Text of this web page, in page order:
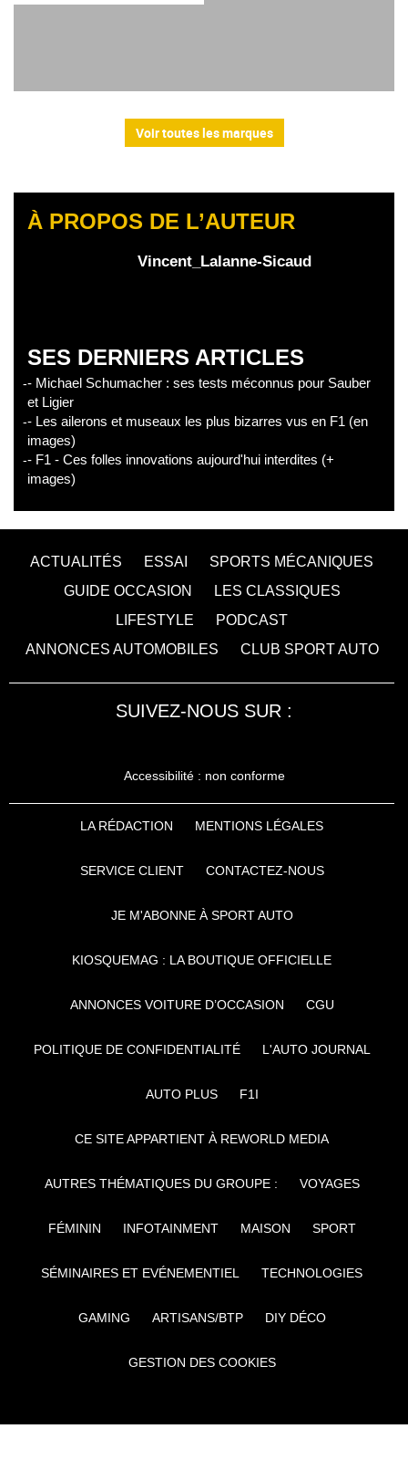
Voir toutes les marques
À PROPOS DE L’AUTEUR
Vincent_Lalanne-Sicaud
SES DERNIERS ARTICLES
- Michael Schumacher : ses tests méconnus pour Sauber
et Ligier
- Les ailerons et museaux les plus bizarres vus en F1 (en
images)
- F1 - Ces folles innovations aujourd'hui interdites (+
images)
ACTUALITÉS ESSAI
SPORTS MÉCANIQUES
GUIDE OCCASION
LES CLASSIQUES
LIFESTYLE
PODCAST
ANNONCES AUTOMOBILES
CLUB SPORT AUTO
SUIVEZ-NOUS SUR :
Accessibilité : non conforme
LA RÉDACTION MENTIONS LÉGALES
SERVICE CLIENT CONTACTEZ-NOUS
JE M'ABONNE À SPORT AUTO
KIOSQUEMAG : LA BOUTIQUE OFFICIELLE
ANNONCES VOITURE D’OCCASION CGU
POLITIQUE DE CONFIDENTIALITÉ L'AUTO JOURNAL
AUTO PLUS F1I
CE SITE APPARTIENT À REWORLD MEDIA
AUTRES THÉMATIQUES DU GROUPE : VOYAGES
FÉMININ INFOTAINMENT MAISON SPORT
SÉMINAIRES ET EVÉNEMENTIEL TECHNOLOGIES
GAMING ARTISANS/BTP DIY DÉCO
GESTION DES COOKIES